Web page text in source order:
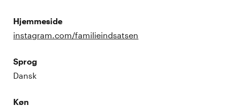
Hjemmeside
instagram.com/familieindsatsen
Sprog
Dansk
Køn